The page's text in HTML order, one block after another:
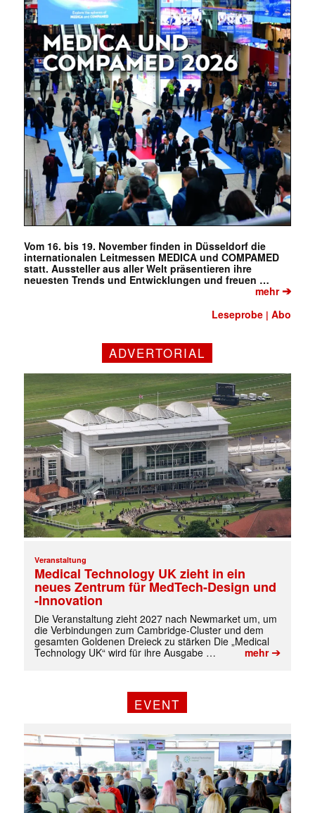
Vom 16. bis 19. November finden in Düsseldorf die
internationalen Leitmessen MEDICA und COMPAMED
statt. Aussteller aus aller Welt präsentieren ihre
neuesten Trends und Entwicklungen und freuen …
mehr➔
Leseprobe |Abo
ADVERTORIAL
Veranstaltung
Medical Technology UK zieht in ein
neues Zentrum für MedTech-Design und
-Innovation
Die Veranstaltung zieht 2027 nach Newmarket um, um
die Verbindungen zum Cambridge-Cluster und dem
gesamten Goldenen Dreieck zu stärken Die „Medical
Technology UK“ wird für ihre Ausgabe …
mehr➔
EVENT